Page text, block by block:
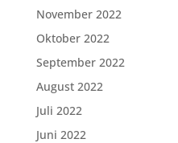
November 2022
Oktober 2022
September 2022
August 2022
Juli 2022
Juni 2022